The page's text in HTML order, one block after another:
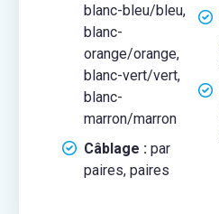
blanc-bleu/bleu,
blanc-
orange/orange,
blanc-vert/vert,
blanc-
marron/marron
Câblage :par
paires, paires